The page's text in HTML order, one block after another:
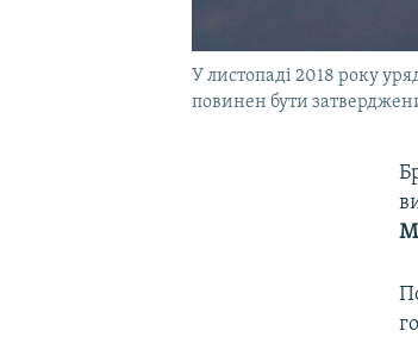
У листопаді 2018 року
повинен бути